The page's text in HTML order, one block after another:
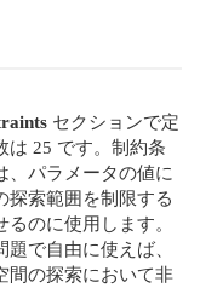
セクションで定
は 25 です。制約条
、パラメータの値に
探索範囲を制限する
のに使用します。
で自由に使えば、
間の探索において非